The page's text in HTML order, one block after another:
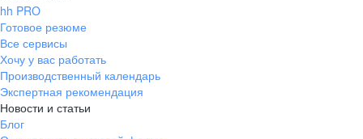
hh PRO
Готовое резюме
Все сервисы
Хочу у вас работать
Производственный календарь
Экспертная рекомендация
Новости и статьи
Блог